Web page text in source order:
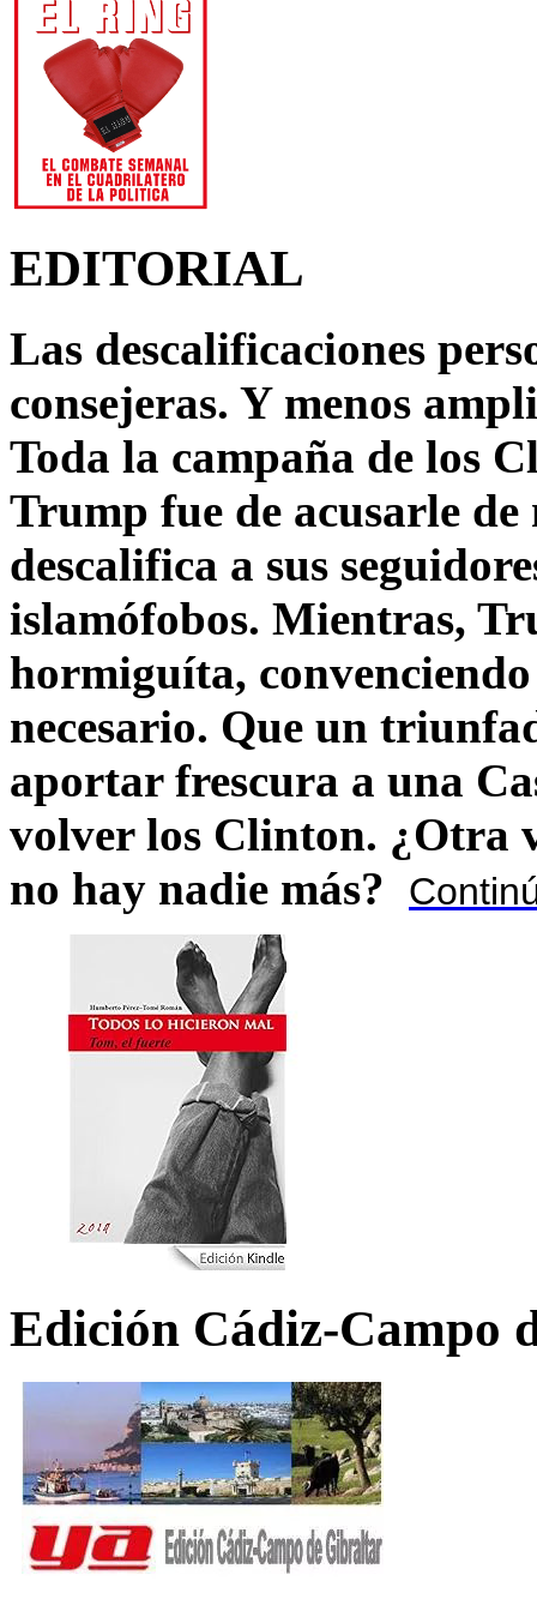
EDITORIAL
Las descalificaciones
consejeras. Y menos
Toda la campaña de los
Trump fue de acusarle
descalifica a sus
islamófobos. Mientras,
hormiguíta,
necesario. Que un
aportar frescura a una
volver los Clinton. ¿Otra
no hay nadie más?
Edición Cádiz-Campo